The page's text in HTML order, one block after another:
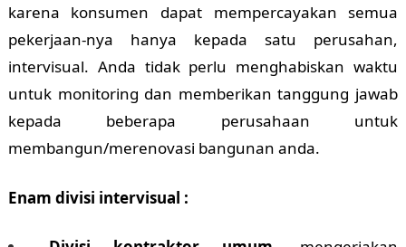
karena konsumen dapat mempercayakan semua
pekerjaan-nya hanya kepada satu perusahan,
intervisual. Anda tidak perlu menghabiskan waktu
untuk monitoring dan memberikan tanggung jawab
kepada beberapa perusahaan untuk
membangun/merenovasi bangunan anda.
Enam divisi intervisual :